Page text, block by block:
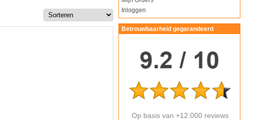
Inloggen
Betrouwbaarheid gegarandeerd
Op basis van +12.000 reviews